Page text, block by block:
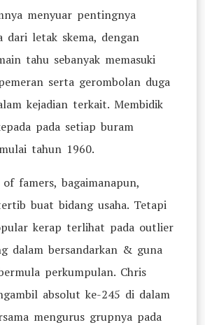
menyuar pentingnya
dari letak skema, dengan
tahu sebanyak memasuki
serta gerombolan duga
kejadian terkait. Membidik
pada setiap buram
tahun 1960.
famers, bagaimanapun,
buat bidang usaha. Tetapi
kerap terlihat pada outlier
dalam bersandarkan & guna
perkumpulan. Chris
absolut ke-245 di dalam
mengurus grupnya pada